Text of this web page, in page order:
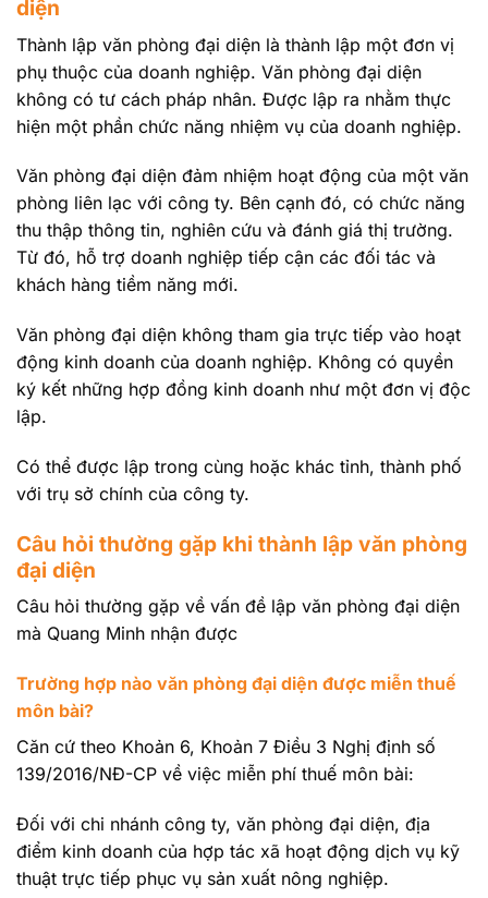
diện
Thành lập văn phòng đại diện là thành lập một đơn vị
phụ thuộc của doanh nghiệp. Văn phòng đại diện
không có tư cách pháp nhân. Được lập ra nhằm thực
hiện một phần chức năng nhiệm vụ của doanh nghiệp.
Văn phòng đại diện đảm nhiệm hoạt động của một văn
phòng liên lạc với công ty. Bên cạnh đó, có chức năng
thu thập thông tin, nghiên cứu và đánh giá thị trường.
Từ đó, hỗ trợ doanh nghiệp tiếp cận các đối tác và
khách hàng tiềm năng mới.
Văn phòng đại diện không tham gia trực tiếp vào hoạt
động kinh doanh của doanh nghiệp. Không có quyền
ký kết những hợp đồng kinh doanh như một đơn vị độc
lập.
Có thể được lập trong cùng hoặc khác tỉnh, thành phố
với trụ sở chính của công ty.
Câu hỏi thường gặp khi thành lập văn phòng
đại diện
Câu hỏi thường gặp về vấn đề lập văn phòng đại diện
mà Quang Minh nhận được
Trường hợp nào văn phòng đại diện được miễn thuế
môn bài?
Căn cứ theo Khoản 6, Khoản 7 Điều 3 Nghị định số
139/2016/NĐ-CP về việc miễn phí thuế môn bài:
Đối với chi nhánh công ty, văn phòng đại diện, địa
điểm kinh doanh của hợp tác xã hoạt động dịch vụ kỹ
thuật trực tiếp phục vụ sản xuất nông nghiệp.